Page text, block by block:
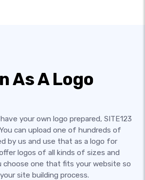
As A Logo
your own logo prepared, SITE123
can upload one of hundreds of
by us and use that as a logo for
logos of all kinds of sizes and
choose one that fits your website so
site building process.